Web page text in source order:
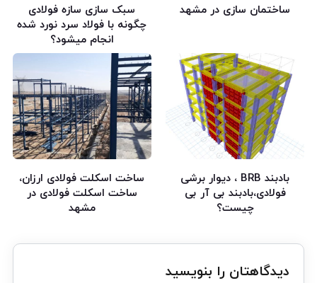
ساختمان سازی در مشهد
سبک سازی سازه فولادی
چگونه با فولاد سرد نورد شده
انجام میشود؟
بادبند BRB ، دیوار برشی
فولادی،بادبند بی آر بی
چیست؟
ساخت اسکلت فولادی ارزان،
ساخت اسکلت فولادی در
مشهد
دیدگاهتان را بنویسید